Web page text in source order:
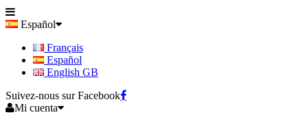
Español
Français
Español
English GB
Suivez-nous sur Facebook
Mi cuenta